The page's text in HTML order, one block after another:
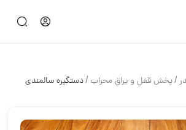
/پخش قفل و یراق محراب/دستگیره سالمندی